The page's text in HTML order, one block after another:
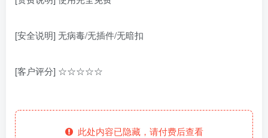
[安全说明] 无病毒/无插件/无暗扣
[客户评分] ☆☆☆☆☆
此处内容已隐藏，请付费后查看